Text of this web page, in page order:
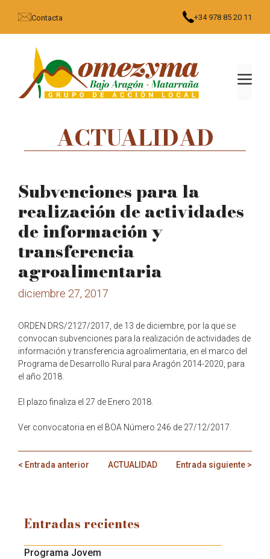
Contacta +34 978 85 20 11
ACTUALIDAD
Subvenciones para la
realización de actividades
de información y
transferencia
agroalimentaria
diciembre 27, 2017
ORDEN DRS/2127/2017, de 13 de diciembre, por la que se
convocan subvenciones para la realización de actividades de
información y transferencia agroalimentaria, en el marco del
Programa de Desarrollo Rural para Aragón 2014-2020, para
el año 2018.
El plazo finaliza el 27 de Enero 2018.
Ver convocatoria en el BOA Número 246 de 27/12/2017.
< Entrada anterior ACTUALIDAD Entrada siguiente >
Entradas recientes
Programa Jovem